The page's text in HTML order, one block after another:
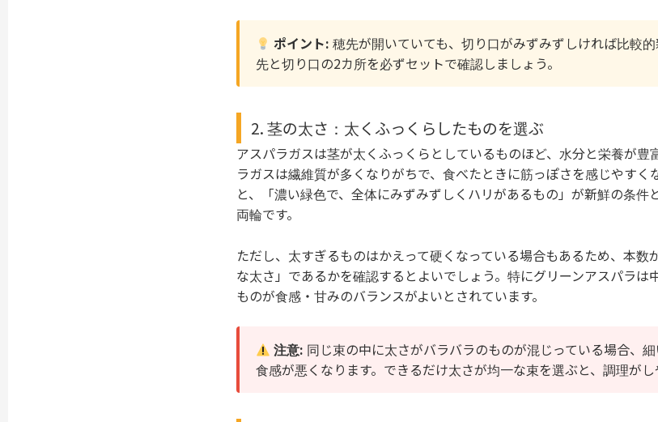
ポイント: 穂先が開いていても、切り口がみずみずしければ比較
先と切り口の2カ所を必ずセットで確認しましょう。
2. 茎の太さ：太くふっくらしたものを選ぶ
アスパラガスは茎が太くふっくらとしているものほど、水分と栄養が豊
ラガスは繊維質が多くなりがちで、食べたときに筋っぽさを感じやすく
と、「濃い緑色で、全体にみずみずしくハリがあるもの」が新鮮の条件
両輪です。
ただし、太すぎるものはかえって硬くなっている場合もあるため、本数
な太さ」であるかを確認するとよいでしょう。特にグリーンアスパラ
ものが食感・甘みのバランスがよいとされています。
注意: 同じ束の中に太さがバラバラのものが混じっている場合、
食感が悪くなります。できるだけ太さが均一な束を選ぶと、調理がし